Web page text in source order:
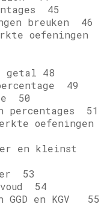
45
breuken 46
oefeningen
48
49
50
51
oefeningen
en kleinst
53
54
en KGV 55